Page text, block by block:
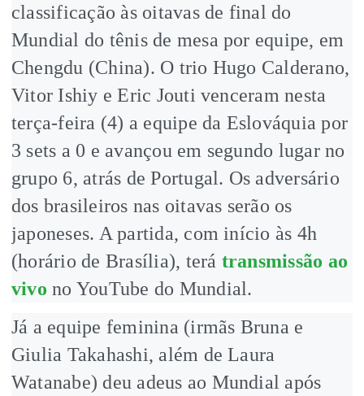
classificação às oitavas de final do
Mundial do tênis de mesa por equipe, em
Chengdu (China). O trio Hugo Calderano,
Vitor Ishiy e Eric Jouti venceram nesta
terça-feira (4) a equipe da Eslováquia por
3 sets a 0 e avançou em segundo lugar no
grupo 6, atrás de Portugal. Os adversário
dos brasileiros nas oitavas serão os
japoneses. A partida, com início às 4h
(horário de Brasília), terá transmissão ao
vivo no YouTube do Mundial.
Já a equipe feminina (irmãs Bruna e
Giulia Takahashi, além de Laura
Watanabe) deu adeus ao Mundial após